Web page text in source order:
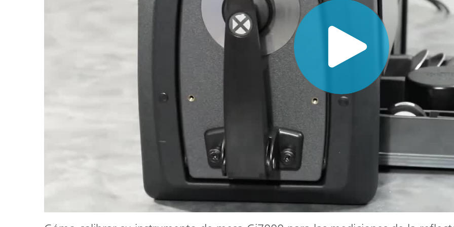
Fabricantes de Cosméticos
Papel
Materiales de
Bienes Duraderos